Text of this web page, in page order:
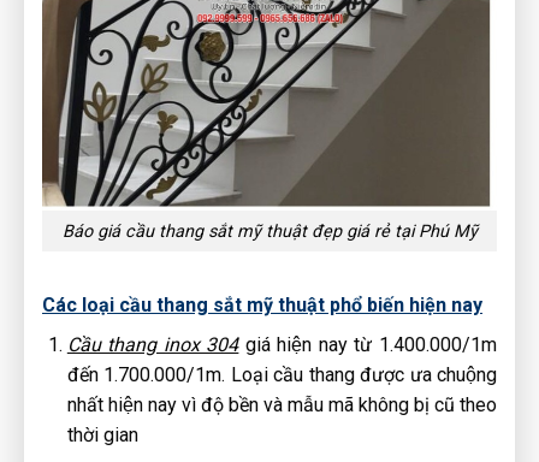
Báo giá cầu thang sắt mỹ thuật đẹp giá rẻ tại Phú Mỹ
Các loại cầu thang sắt mỹ thuật phổ biến hiện nay
Cầu thang inox 304giá hiện nay từ 1.400.000/1m
đến 1.700.000/1m. Loại cầu thang được ưa chuộng
nhất hiện nay vì độ bền và mẫu mã không bị cũ theo
thời gian